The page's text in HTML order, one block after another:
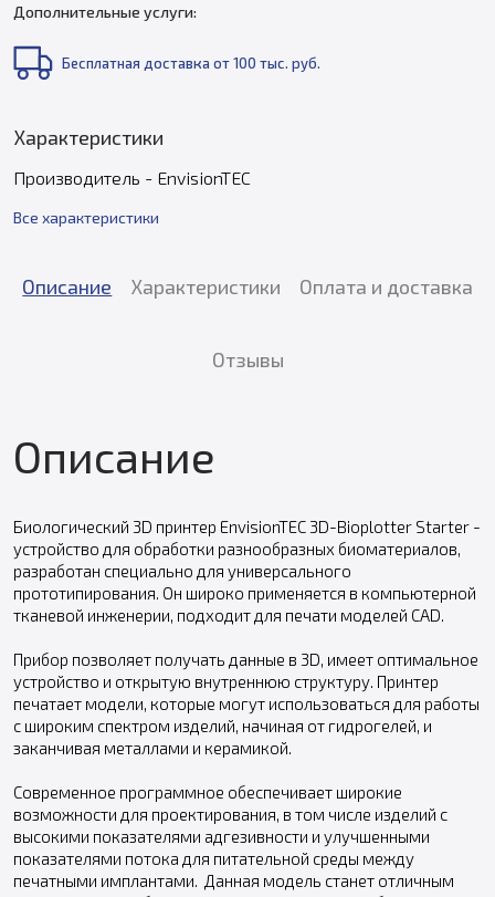
Дополнительные услуги:
Бесплатная доставка от 100 тыс. руб.
Характеристики
Производитель - EnvisionTEC
Все характеристики
Описание Характеристики Оплата и доставка
Отзывы
Описание
Биологический 3D принтер EnvisionTEC 3D-Bioplotter Starter -
устройство для обработки разнообразных биоматериалов,
разработан специально для универсального
прототипирования. Он широко применяется в компьютерной
тканевой инженерии, подходит для печати моделей CAD.
Прибор позволяет получать данные в 3D, имеет оптимальное
устройство и открытую внутреннюю структуру. Принтер
печатает модели, которые могут использоваться для работы
с широким спектром изделий, начиная от гидрогелей, и
заканчивая металлами и керамикой.
Современное программное обеспечивает широкие
возможности для проектирования, в том числе изделий с
высокими показателями адгезивности и улучшенными
показателями потока для питательной среды между
печатными имплантами. Данная модель станет отличным